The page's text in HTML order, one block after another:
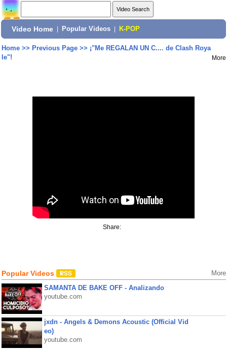
Video Home Popular Videos K-POP
Home>> Previous Page>> ¡"Me REGALAN UN C.... de Clash Roya
le"!
More
Share:
Popular Videos More
SAMANTA DE BAKE OFF - Analizando
youtube.com
jxdn - Angels & Demons Acoustic (Official Vid
eo)
youtube.com